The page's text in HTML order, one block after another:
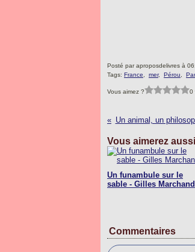
Posté par aproposdelivres à
Tags: France mer, Pérou
Vous aimez ? 0
Un animal, un
Vous aimerez
Un funambule sur le
sable - Gilles Marchand
Commentaires